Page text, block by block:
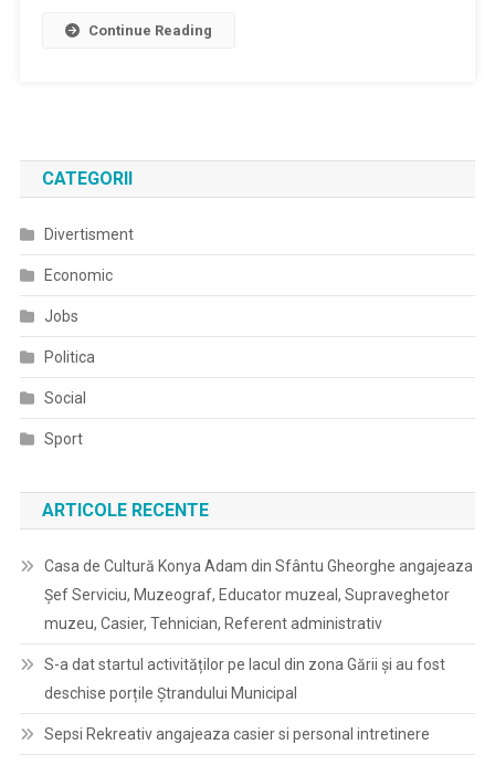
Continue Reading
CATEGORII
Divertisment
Economic
Jobs
Politica
Social
Sport
ARTICOLE RECENTE
Casa de Cultură Konya Adam din Sfântu Gheorghe angajeaza
Șef Serviciu, Muzeograf, Educator muzeal, Supraveghetor
muzeu, Casier, Tehnician, Referent administrativ
S-a dat startul activităților pe lacul din zona Gării și au fost
deschise porțile Ștrandului Municipal
Sepsi Rekreativ angajeaza casier si personal intretinere